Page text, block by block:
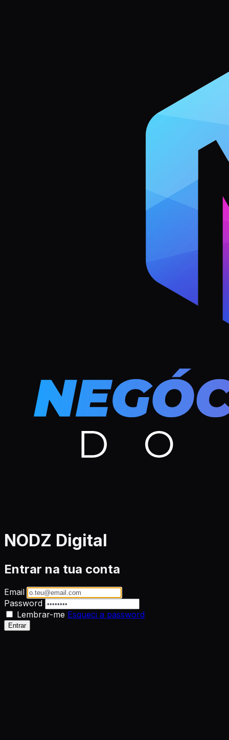
NODZ Digital
Entrar na tua conta
Email
Password
Lembrar-me Esqueci a password
Entrar